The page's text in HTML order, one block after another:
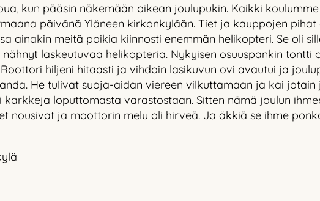
kun pääsin näkemään oikean joulupukin. Kaikki
päivänä Yläneen kirkonkylään. Tiet ja kauppojen
ainakin meitä poikia kiinnosti enemmän helikopteri. Se oli
laskeutuvaa helikopteria. Nykyisen osuuspankin tontti
Roottori hiljeni hitaasti ja vihdoin lasikuvun ovi avautui ja
He tulivat suoja-aidan viereen vilkuttamaan ja kai jotain
karkkeja loputtomasta varastostaan. Sitten nämä joulun
nousivat ja moottorin melu oli hirveä. Ja äkkiä se ihme